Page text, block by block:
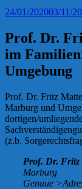
24/01/202003/11/
Prof. Dr.
im
Umgebung
Prof. Dr. Fritz
Marburg und
dortigen/
(z.b.
Prof. Dr. Fritz
Marburg
Genaue